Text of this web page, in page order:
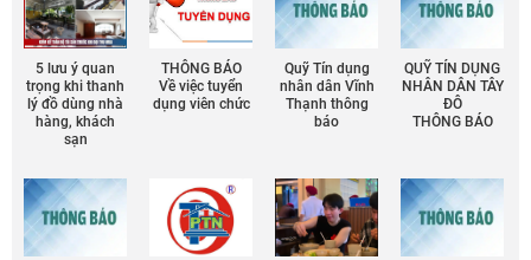
5 lưu ý quan
trọng khi thanh
lý đồ dùng nhà
hàng, khách
sạn
THÔNG BÁO
Về việc tuyển
dụng viên chức
Quỹ Tín dụng
nhân dân Vĩnh
Thạnh thông
báo
QUỸ TÍN DỤNG
NHÂN DÂN TÂY
ĐÔ
THÔNG BÁO